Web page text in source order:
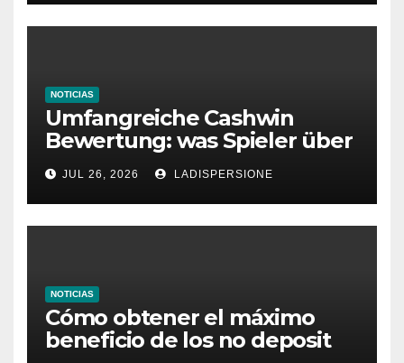
NOTICIAS
Umfangreiche Cashwin
Bewertung: was Spieler über
dieses Casino denken
JUL 26, 2026 LADISPERSIONE
NOTICIAS
Cómo obtener el máximo
beneficio de los no deposit